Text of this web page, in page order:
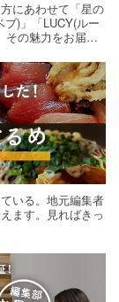
にあわせて「星の
)」「LUCY(ルー
その魅力をお届け
いる。地元編集者
ます。見ればきっ